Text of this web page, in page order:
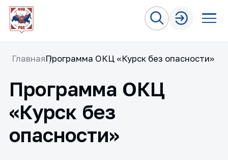
ГлавнаяПрограмма ОКЦ «Курск без опасности»
Программа ОКЦ
«Курск без
опасности»